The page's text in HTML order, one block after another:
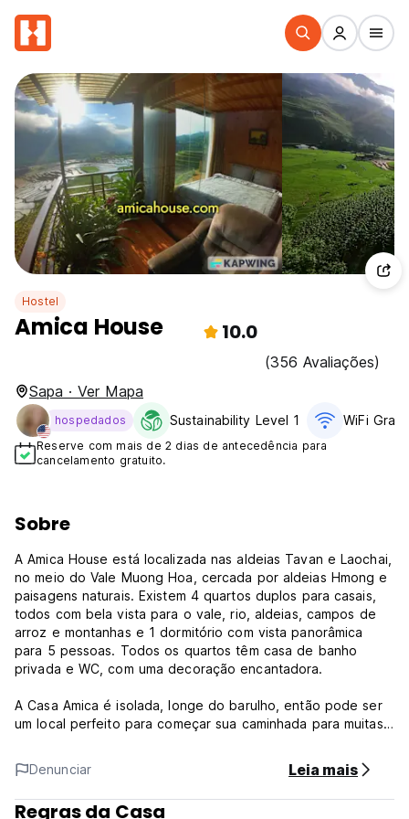
Hostel
Amica House 10.0
(356 Avaliações)
Sapa · Ver Mapa
hospedados Sustainability Level 1 WiFi Gratís
Reserve com mais de 2 dias de antecedência para
cancelamento gratuito.
Sobre
A Amica House está localizada nas aldeias Tavan e Laochai,
no meio do Vale Muong Hoa, cercada por aldeias Hmong e
paisagens naturais. Existem 4 quartos duplos para casais,
todos com bela vista para o vale, rio, aldeias, campos de
arroz e montanhas e 1 dormitório com vista panorâmica
para 5 pessoas. Todos os quartos têm casa de banho
privada e WC, com uma decoração encantadora.
A Casa Amica é isolada, longe do barulho, então pode ser
um local perfeito para começar sua caminhada para muitas
Mi Ty. Também pode alugar uma bicicleta na Amica House
para ir mais longe até Banho ou Thanh Phu Village. Muitas
opções para passar cerca de 2 a 3 dias quando você ficar
na Amica House.
Denunciar Leia mais
Regras da Casa